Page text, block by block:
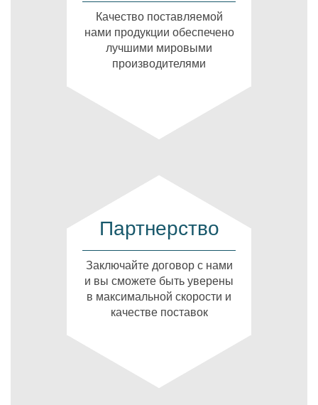
Качество поставляемой
нами продукции обеспечено
лучшими мировыми
производителями
Партнерство
Заключайте договор с нами
и вы сможете быть уверены
в максимальной скорости и
качестве поставок